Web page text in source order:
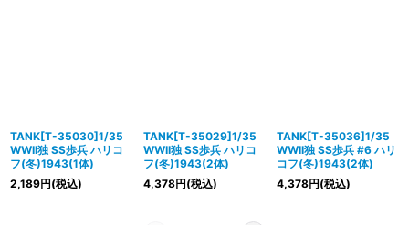
TANK[T-35030]1/35
WWII独 SS歩兵 ハリコ
フ(冬)1943(1体)
2,189円(税込)
TANK[T-35029]1/35
WWII独 SS歩兵 ハリコ
フ(冬)1943(2体)
4,378円(税込)
TANK[T-35036]1/35
WWII独 SS歩兵 #6 ハリ
コフ(冬)1943(2体)
4,378円(税込)